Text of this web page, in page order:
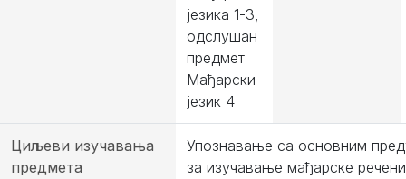
језика 1-3,
одслушан
предмет
Мађарски
језик 4
Циљеви изучавања
предмета
Упознавање са основним
за изучавање мађарске